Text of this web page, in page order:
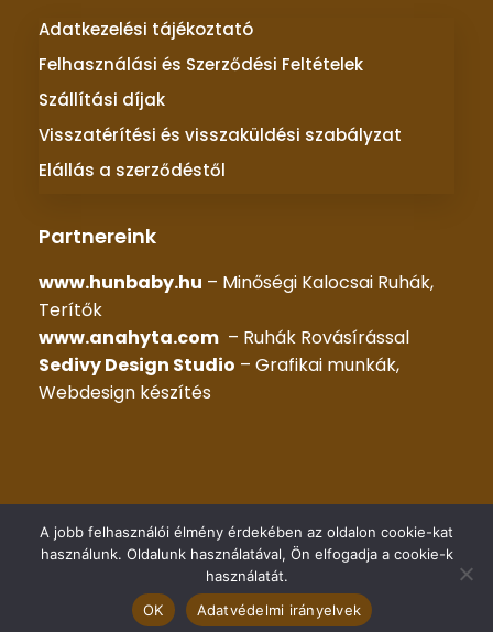
Adatkezelési tájékoztató
Felhasználási és Szerződési Feltételek
Szállítási díjak
Visszatérítési és visszaküldési szabályzat
Elállás a szerződéstől
Partnereink
www.hunbaby.hu – Minőségi Kalocsai Ruhák,
Terítők
www.anahyta.com – Ruhák Rovásírással
Sedivy Design Studio – Grafikai munkák,
Webdesign készítés
© 2025 –KALOCSAI RUHÁK– Minden jog fenntartva |
Készítette::HG WEB Kft.
A jobb felhasználói élmény érdekében az oldalon cookie-kat
használunk. Oldalunk használatával, Ön elfogadja a cookie-k
használatát.
OK
Adatvédelmi irányelvek